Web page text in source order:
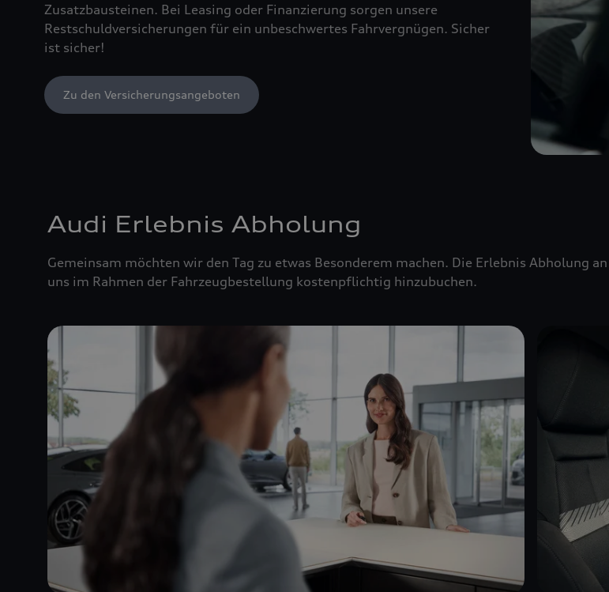
Zusatzbausteinen. Bei Leasing oder Finanzierung sorgen unsere
Restschuldversicherungen für ein unbeschwertes Fahrvergnügen. Sicher
ist sicher!
Zu den Versicherungsangeboten
Audi Erlebnis Abholung
Gemeinsam möchten wir den Tag zu etwas Besonderem machen. Die Erlebnis Abholung
uns im Rahmen der Fahrzeugbestellung kostenpflichtig hinzubuchen.